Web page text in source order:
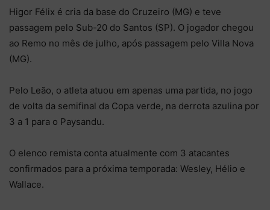
Higor Félix é cria da base do Cruzeiro (MG) e teve
passagem pelo Sub-20 do Santos (SP). O jogador chegou
ao Remo no mês de julho, após passagem pelo Villa Nova
(MG).
Pelo Leão, o atleta atuou em apenas uma partida, no jogo
de volta da semifinal da Copa verde, na derrota azulina por
3 a 1 para o Paysandu.
O elenco remista conta atualmente com 3 atacantes
confirmados para a próxima temporada: Wesley, Hélio e
Wallace.